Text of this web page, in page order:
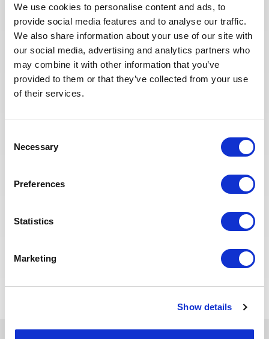
We use cookies to personalise content and ads, to
provide social media features and to analyse our traffic.
We also share information about your use of our site with
our social media, advertising and analytics partners who
may combine it with other information that you’ve
provided to them or that they’ve collected from your use
of their services.
Selection
Necessary
Preferences
Statistics
Marketing
Show details
join our consultant team for an Oil and Gas project
in Algeria.
POSTULEZ MAINTENANT
Liaison Supervisor (SNOLS)
RÉF : 10529
Liaison Supervisor (SNOLS) to join our consultant
team for an Oil and Gas project in Algeria.
POSTULEZ MAINTENANT